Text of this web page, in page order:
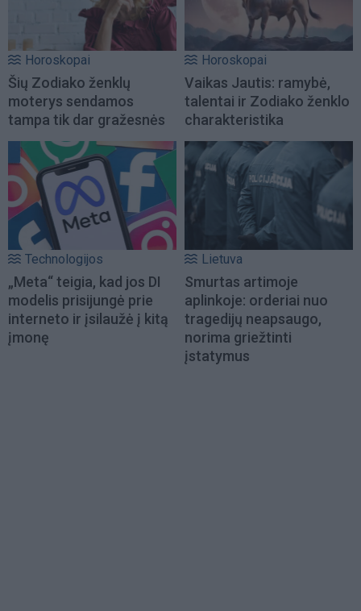
Horoskopai
Šių Zodiako ženklų
moterys sendamos
tampa tik dar gražesnės
Horoskopai
Vaikas Jautis: ramybė,
talentai ir Zodiako ženklo
charakteristika
Technologijos
„Meta“ teigia, kad jos DI
modelis prisijungė prie
interneto ir įsilaužė į kitą
įmonę
Lietuva
Smurtas artimoje
aplinkoje: orderiai nuo
tragedijų neapsaugo,
norima griežtinti
įstatymus